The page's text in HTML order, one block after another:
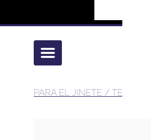
PARA EL JINETE /TEXTIL,